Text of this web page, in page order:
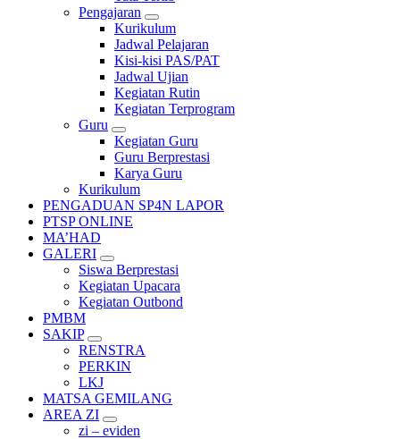
Pengajaran
Kurikulum
Jadwal Pelajaran
Kisi-kisi PAS/PAT
Jadwal Ujian
Kegiatan Rutin
Kegiatan Terprogram
Guru
Kegiatan Guru
Guru Berprestasi
Karya Guru
Kurikulum
PENGADUAN SP4N LAPOR
PTSP ONLINE
MA’HAD
GALERI
Siswa Berprestasi
Kegiatan Upacara
Kegiatan Outbond
PMBM
SAKIP
RENSTRA
PERKIN
LKJ
MATSA GEMILANG
AREA ZI
zi – eviden